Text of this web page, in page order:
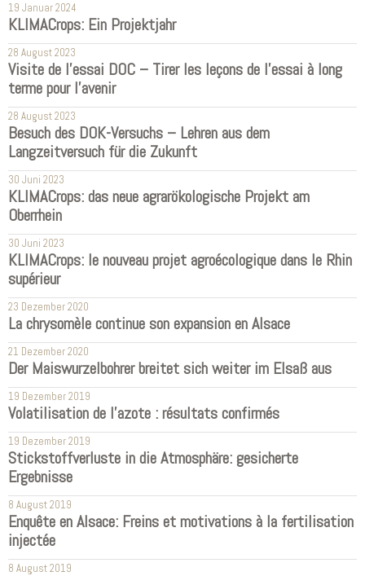
19 Januar 2024
KLIMACrops: Ein Projektjahr
28 August 2023
Visite de l'essai DOC – Tirer les leçons de l'essai à long
terme pour l'avenir
28 August 2023
Besuch des DOK-Versuchs – Lehren aus dem
Langzeitversuch für die Zukunft
30 Juni 2023
KLIMACrops: das neue agrarökologische Projekt am
Oberrhein
30 Juni 2023
KLIMACrops: le nouveau projet agroécologique dans le Rhin
supérieur
23 Dezember 2020
La chrysomèle continue son expansion en Alsace
21 Dezember 2020
Der Maiswurzelbohrer breitet sich weiter im Elsaß aus
19 Dezember 2019
Volatilisation de l'azote : résultats confirmés
19 Dezember 2019
Stickstoffverluste in die Atmosphäre: gesicherte
Ergebnisse
8 August 2019
Enquête en Alsace: Freins et motivations à la fertilisation
injectée
8 August 2019